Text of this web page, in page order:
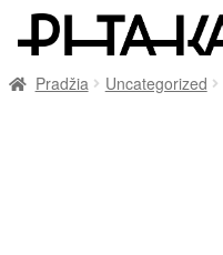
Pradžia Uncategorized